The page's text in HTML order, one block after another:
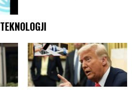
TEKNOLOGJI